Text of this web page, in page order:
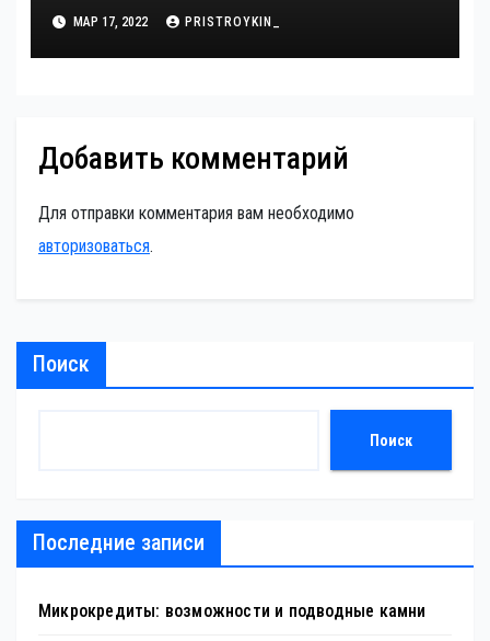
МАР 17, 2022 PRISTROYKIN_
Добавить комментарий
Для отправки комментария вам необходимо
авторизоваться.
Поиск
Поиск
Последние записи
Микрокредиты: возможности и подводные камни